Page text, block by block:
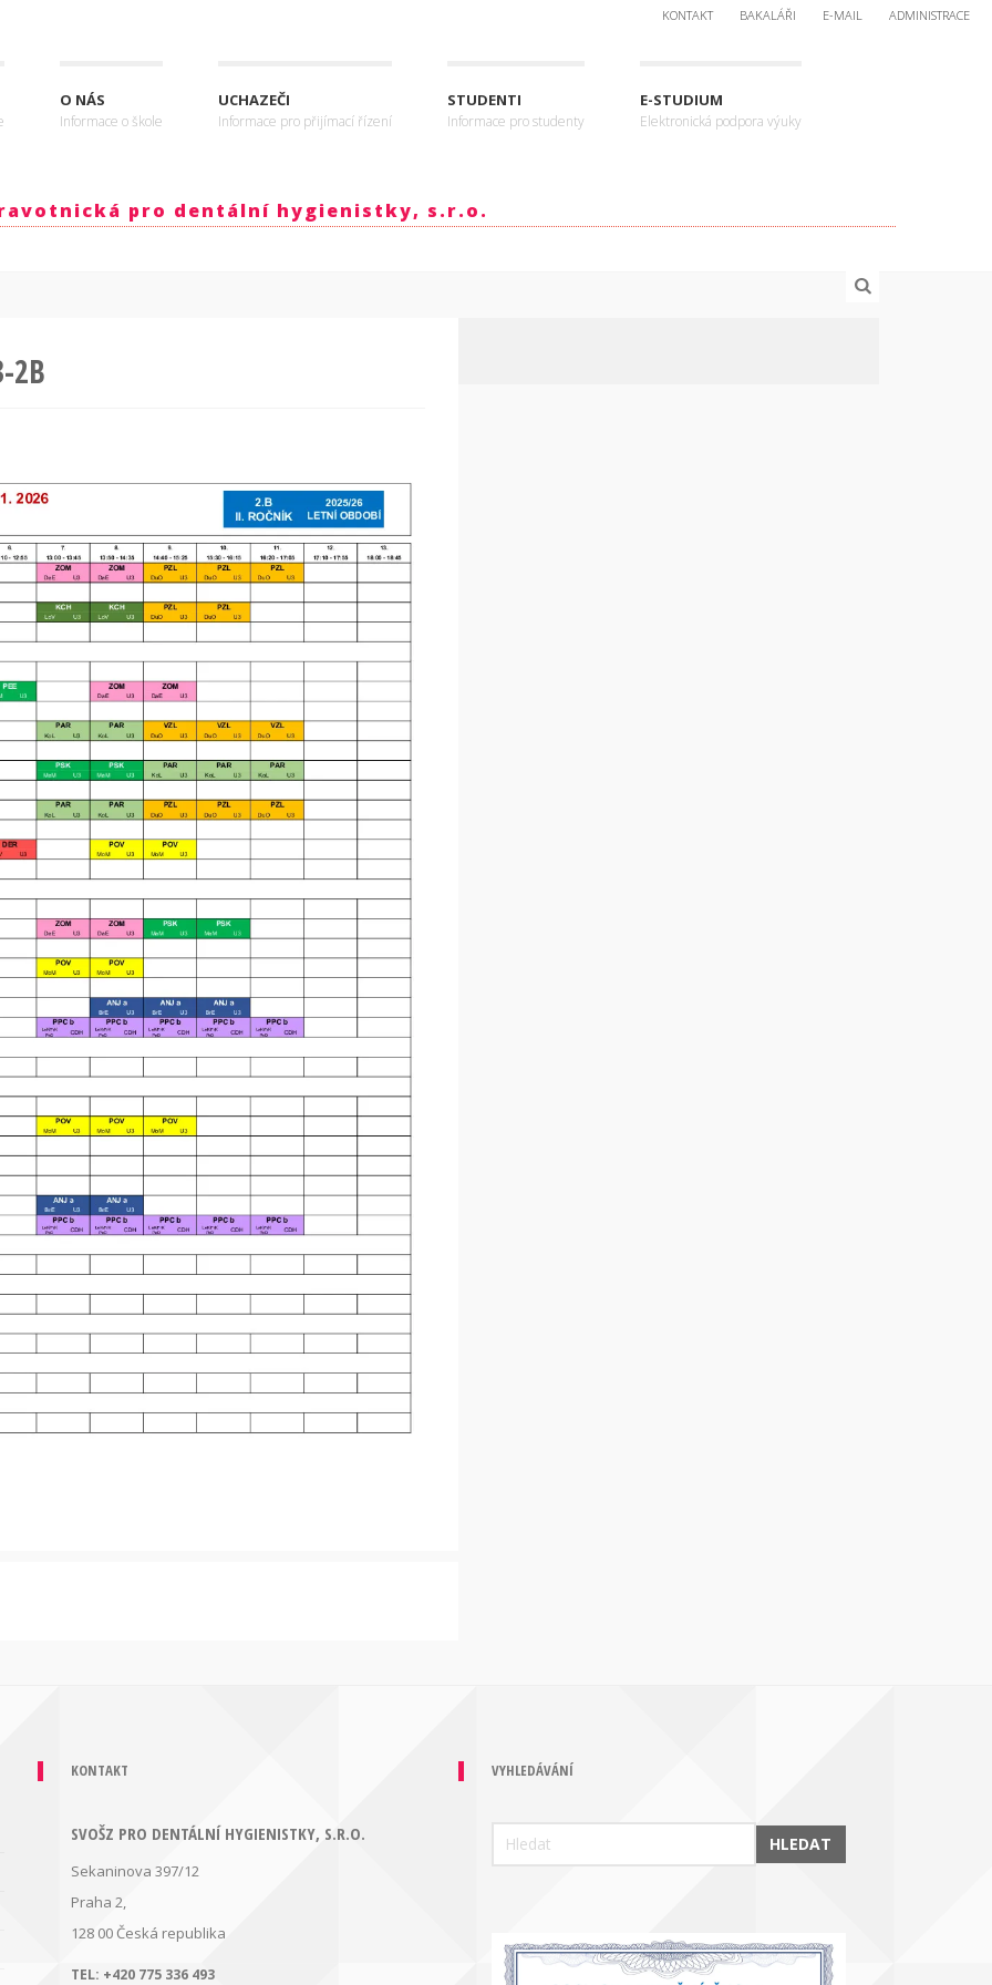
KONTAKT BAKALÁŘI E-MAIL ADMINISTRACE
O NÁS
Informace o škole
UCHAZEČI
Informace pro přijímací řízení
STUDENTI
Informace pro studenty
E-STUDIUM
Elektronická podpora výuky
pro dentální hygienistky, s.r.o.
2B
KONTAKT
SVOŠZ PRO DENTÁLNÍ HYGIENISTKY, S.R.O.
Sekaninova 397/12
Praha 2,
128 00Česká republika
TEL: +420 775 336 493
VYHLEDÁVÁNÍ
HLEDAT